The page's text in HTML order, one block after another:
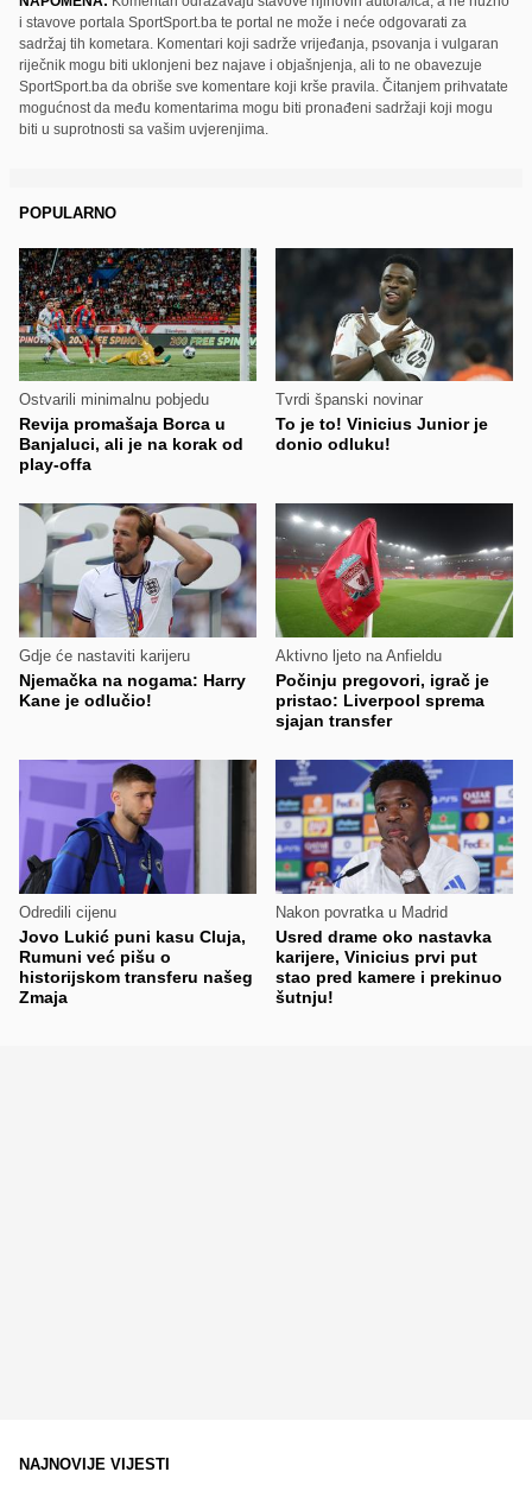
i stavove portala SportSport.ba te portal ne može i neće odgovarati za
sadržaj tih kometara. Komentari koji sadrže vrijeđanja, psovanja i vulgaran
riječnik mogu biti uklonjeni bez najave i objašnjenja, ali to ne obavezuje
SportSport.ba da obriše sve komentare koji krše pravila. Čitanjem prihvatate
mogućnost da među komentarima mogu biti pronađeni sadržaji koji mogu
biti u suprotnosti sa vašim uvjerenjima.
POPULARNO
Ostvarili minimalnu pobjedu
Revija promašaja Borca u
Banjaluci, ali je na korak od
play-offa
Tvrdi španski novinar
To je to! Vinicius Junior je
donio odluku!
Gdje će nastaviti karijeru
Njemačka na nogama: Harry
Kane je odlučio!
Aktivno ljeto na Anfieldu
Počinju pregovori, igrač je
pristao: Liverpool sprema
sjajan transfer
Odredili cijenu
Jovo Lukić puni kasu Cluja,
Rumuni već pišu o
historijskom transferu našeg
Zmaja
Nakon povratka u Madrid
Usred drame oko nastavka
karijere, Vinicius prvi put
stao pred kamere i prekinuo
šutnju!
NAJNOVIJE VIJESTI